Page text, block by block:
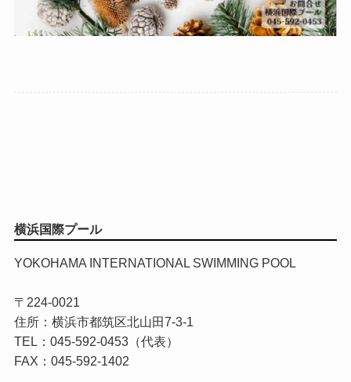
横浜国際プール
YOKOHAMA INTERNATIONAL SWIMMING POOL
〒224-0021
住所：横浜市都筑区北山田7-3-1
TEL：045-592-0453（代表）
FAX：045-592-1402